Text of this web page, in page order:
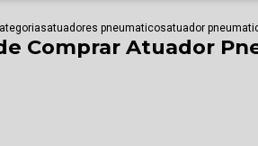
atuadores pneumaticosatuador
Comprar Atuador